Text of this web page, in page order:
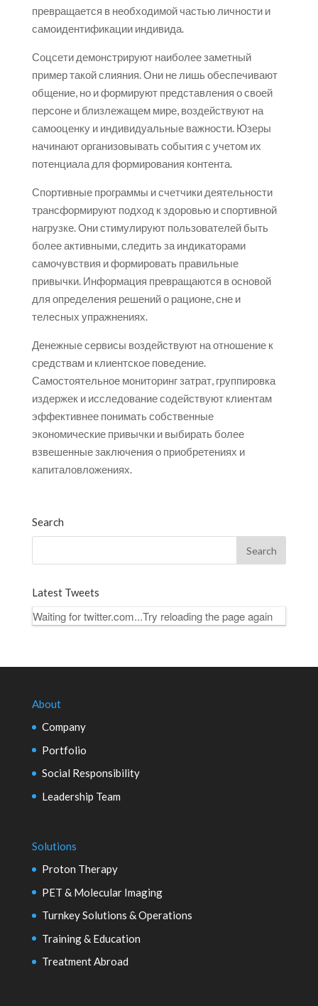
превращается в необходимой частью личности и
самоидентификации индивида.
Соцсети демонстрируют наиболее заметный
пример такой слияния. Они не лишь обеспечивают
общение, но и формируют представления о своей
персоне и близлежащем мире, воздействуют на
самооценку и индивидуальные важности. Юзеры
начинают организовывать события с учетом их
потенциала для формирования контента.
Спортивные программы и счетчики деятельности
трансформируют подход к здоровью и спортивной
нагрузке. Они стимулируют пользователей быть
более активными, следить за индикаторами
самочувствия и формировать правильные
привычки. Информация превращаются в основой
для определения решений о рационе, сне и
телесных упражнениях.
Денежные сервисы воздействуют на отношение к
средствам и клиентское поведение.
Самостоятельное мониторинг затрат, группировка
издержек и исследование содействуют клиентам
эффективнее понимать собственные
экономические привычки и выбирать более
взвешенные заключения о приобретениях и
капиталовложениях.
Search
Latest Tweets
Waiting for twitter.com...Try reloading the page again
About
Company
Portfolio
Social Responsibility
Leadership Team
Solutions
Proton Therapy
PET & Molecular Imaging
Turnkey Solutions & Operations
Training & Education
Treatment Abroad